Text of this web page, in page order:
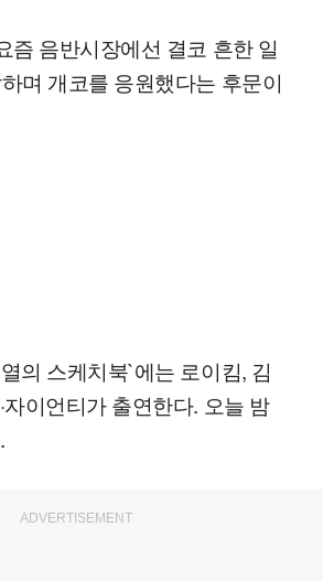
즘 음반시장에선 결코 흔한 일
며 개코를 응원했다는 후문이
의 스케치북`에는 로이킴, 김
자이언티가 출연한다. 오늘 밤
ADVERTISEMENT